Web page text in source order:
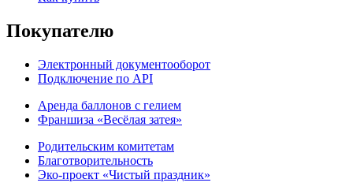
Покупателю
Электронный документооборот
Подключение по API
Аренда баллонов с гелием
Франшиза «Весёлая затея»
Родительским комитетам
Благотворительность
Эко-проект «Чистый праздник»